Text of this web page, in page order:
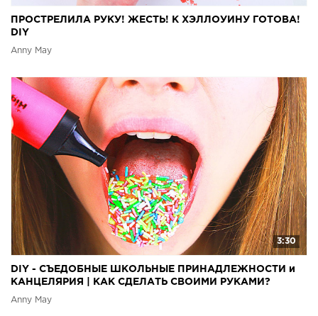
ПРОСТРЕЛИЛА РУКУ! ЖЕСТЬ! К ХЭЛЛОУИНУ ГОТОВА!
DIY
Anny May
3:30
DIY - СЪЕДОБНЫЕ ШКОЛЬНЫЕ ПРИНАДЛЕЖНОСТИ и
КАНЦЕЛЯРИЯ | КАК СДЕЛАТЬ СВОИМИ РУКАМИ?
Anny May